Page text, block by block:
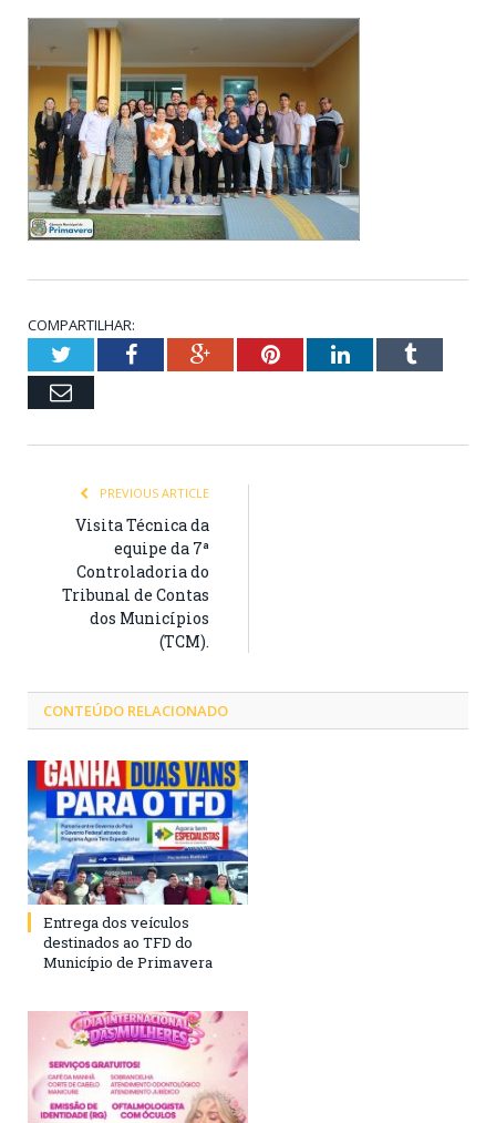
COMPARTILHAR:
TwitterFacebookGoogle+PinterestLinkedInTumblr
Email
PREVIOUS ARTICLE
Visita Técnica da
equipe da 7ª
Controladoria do
Tribunal de Contas
dos Municípios
(TCM).
CONTEÚDO RELACIONADO
Entrega dos veículos
destinados ao TFD do
Município de Primavera